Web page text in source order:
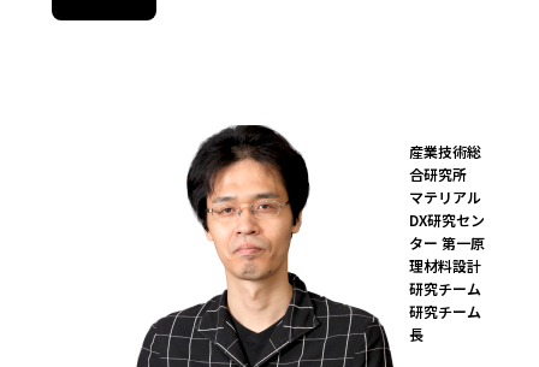
産業技術総
合研究所
マテリアル
DX研究セン
ター 第一原
理材料設計
研究チーム
研究チーム
長